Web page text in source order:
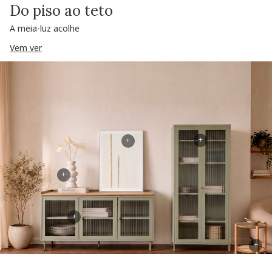
Do piso ao teto
A meia-luz acolhe
Vem ver
+
+
+
+
+